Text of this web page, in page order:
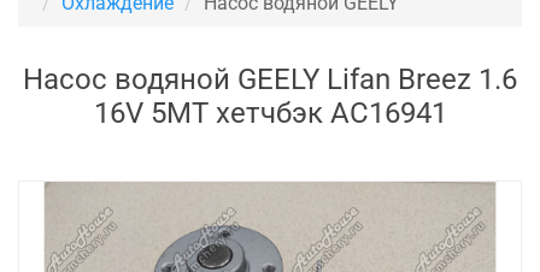
Насос водяной GEELY Lifan Breez 1.6
16V 5MT хетчбэк AC16941